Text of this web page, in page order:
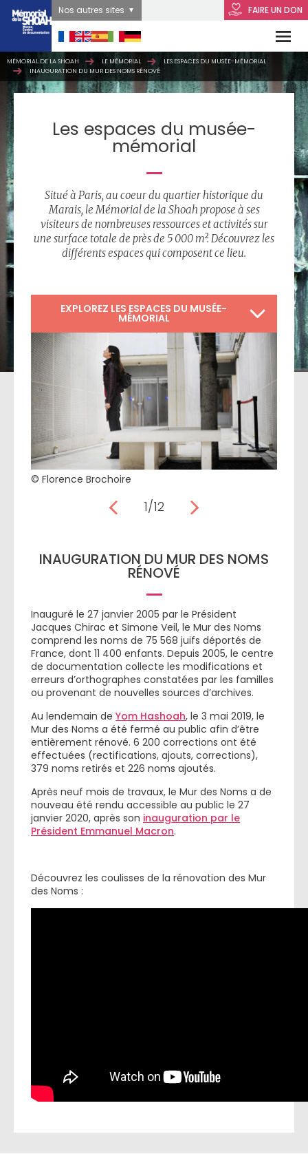
FAIRE UN DON
Nos autres sites
MÉMORIAL DE LA SHOAH LE MÉMORIAL
LES ESPACES DU MUSÉE-MÉMORIAL
INAUGURATION DU MUR DES NOMS RÉNOVÉ
Les espaces du musée-
mémorial
Situé à Paris, au coeur du quartier historique du
Marais, le Mémorial de la Shoah propose à ses
visiteurs de nombreuses ressources et activités sur
une surface totale de près de 5 000 m². Découvrez les
différents espaces qui composent ce lieu.
EXPLOREZ LES ESPACES DU MUSÉE-
MÉMORIAL
© Florence Brochoire
1/12
INAUGURATION DU MUR DES NOMS
RÉNOVÉ
Inauguré le 27 janvier 2005 par le Président
Jacques Chirac et Simone Veil, le Mur des Noms
comprend les noms de 75 568 juifs déportés de
France, dont 11 400 enfants. Depuis 2005, le centre
de documentation collecte les modifications et
erreurs d’orthographes constatées par les familles
ou provenant de nouvelles sources d’archives.
Au lendemain de Yom Hashoah, le 3 mai 2019, le
Mur des Noms a été fermé au public afin d’être
entièrement rénové. 6 200 corrections ont été
effectuées (rectifications, ajouts, corrections),
379 noms retirés et 226 noms ajoutés.
Après neuf mois de travaux, le Mur des Noms a de
nouveau été rendu accessible au public le 27
janvier 2020, après son inauguration par le
Président Emmanuel Macron.
Découvrez les coulisses de la rénovation des Mur
des Noms :